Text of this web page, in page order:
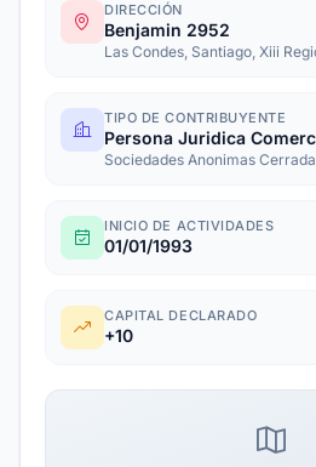
DIRECCIÓN
Benjamin 2952
Las Condes, Santiago, Xiii
TIPO DE CONTRIBUYENTE
Persona Juridica
Sociedades Anonimas
INICIO DE ACTIVIDADES
01/01/1993
CAPITAL DECLARADO
+10